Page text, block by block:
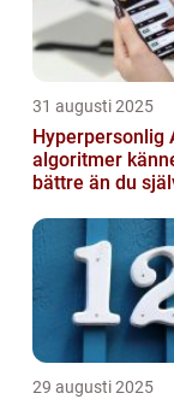
31 augusti 2025
Hyperpersonlig
algoritmer
bättre än du
29 augusti 2025